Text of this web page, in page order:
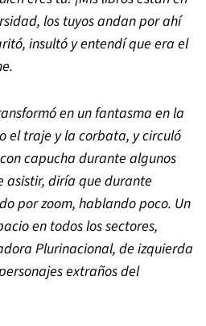
los tuyos andan por ahí
insultó y entendí que era el
en un fantasma en la
el traje y la corbata, y circuló
capucha durante algunos
diría que durante
por zoom, hablando poco. Un
en todos los sectores,
Plurinacional, de izquierda
extraños del